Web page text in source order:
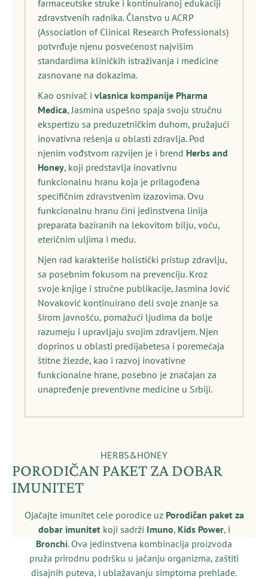
farmaceutske struke i kontinuiranoj edukaciji
zdravstvenih radnika. Članstvo u ACRP
(Association of Clinical Research Professionals)
potvrđuje njenu posvećenost najvišim
standardima kliničkih istraživanja i medicine
zasnovane na dokazima.
Kao osnivač i vlasnica kompanije Pharma
Medica, Jasmina uspešno spaja svoju stručnu
ekspertizu sa preduzetničkim duhom, pružajući
inovativna rešenja u oblasti zdravlja. Pod
njenim vođstvom razvijen je i brend Herbs and
Honey, koji predstavlja inovativnu
funkcionalnu hranu koja je prilagođena
specifičnim zdravstvenim izazovima. Ovu
funkcionalnu hranu čini jedinstvena linija
preparata baziranih na lekovitom bilju, voću,
eteričnim uljima i medu.
Njen rad karakteriše holistički pristup zdravlju,
sa posebnim fokusom na prevenciju. Kroz
svoje knjige i stručne publikacije, Jasmina Jović
Novaković kontinuirano deli svoje znanje sa
širom javnošću, pomažući ljudima da bolje
razumeju i upravljaju svojim zdravljem. Njen
doprinos u oblasti predijabetesa i poremećaja
štitne žlezde, kao i razvoj inovativne
funkcionalne hrane, posebno je značajan za
unapređenje preventivne medicine u Srbiji.
HERBS&HONEY
PORODIČAN PAKET ZA DOBAR
IMUNITET
Ojačajte imunitet cele porodice uz Porodičan paket za
dobar imunitetkoji sadrži Imuno, Kids Power, i
Bronchi. Ova jedinstvena kombinacija proizvoda
pruža prirodnu podršku u jačanju organizma, zaštiti
disajnih puteva, i ublažavanju simptoma prehlade.